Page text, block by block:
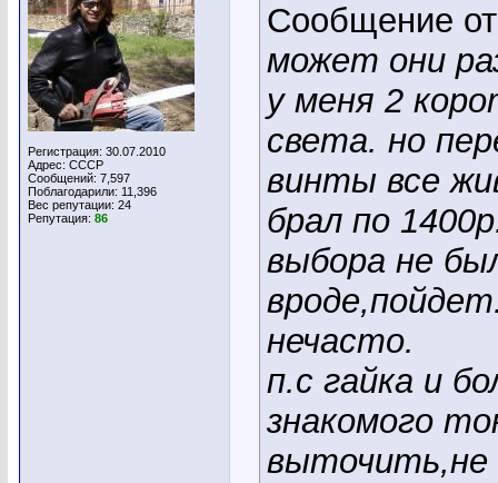
Регистрация: 30.07.2010
Адрес: СССР
Сообщений: 7,597
Поблагодарили: 11,396
Вес репутации: 24
Репутация: 86
Сообщение
может они
у меня 2
света. но
винты все
брал по
выбора не
нечасто.
п.с гайка и
знакомого
выточить,не